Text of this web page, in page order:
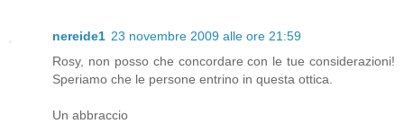
nereide1 23 novembre 2009 alle ore 21:59
Rosy, non posso che concordare con le tue considerazioni!
Speriamo che le persone entrino in questa ottica.
Un abbraccio